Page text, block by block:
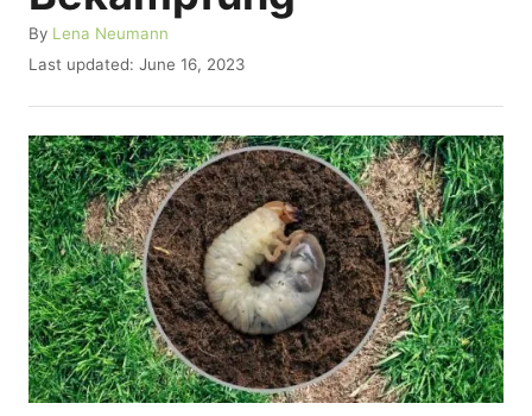
By A
u
h
o
r
Lena Neumann
P
s
t
e
d
o
n
Last updated: June 16, 2023